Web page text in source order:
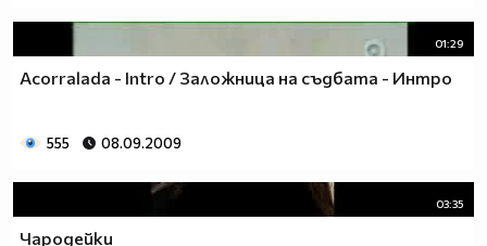
01:29
Acorralada - Intro / Заложница на съдбата - Интро
555 08.09.2009
03:35
Чародейки